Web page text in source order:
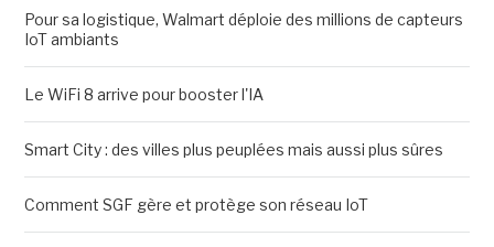
Pour sa logistique, Walmart déploie des millions de capteurs
IoT ambiants
Le WiFi 8 arrive pour booster l'IA
Smart City : des villes plus peuplées mais aussi plus sûres
Comment SGF gère et protège son réseau IoT